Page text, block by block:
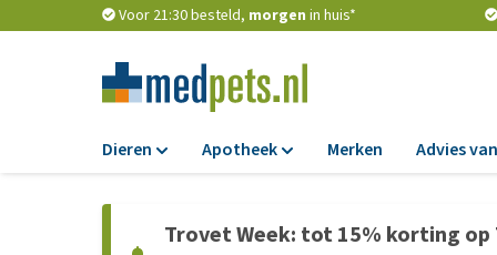
Voor 21:30 besteld, morgen in huis*
Dieren
Hondenbrokken
Apotheek
Vlooien en teken
Merken Advies
Trovet Week: tot 15% korting